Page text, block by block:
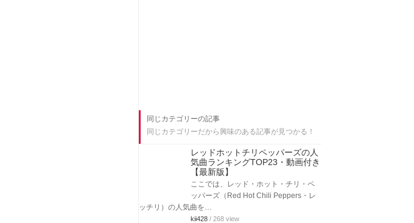
同じカテゴリーの記事
同じカテゴリーだから興味のある記事が見つかる！
レッドホットチリペッパーズの人
気曲ランキングTOP23・動画付き
【最新版】
ここでは、レッド・ホット・チリ・ペ
ッパーズ（Red Hot Chili Peppers・レ
ッチリ）の人気曲を…
kii428 / 268 view